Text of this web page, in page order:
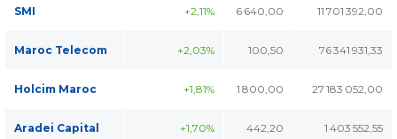
SMI +2,11% 6 640,00 11 701 392,00
Maroc Telecom +2,03% 100,50 76 341 931,33
Holcim Maroc +1,81% 1 800,00 27 183 052,00
Aradei Capital +1,70% 442,20 1 403 552,55